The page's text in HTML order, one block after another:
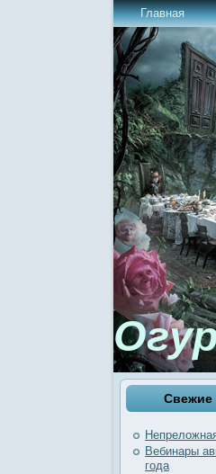
Главная
Свежие
Вебинары
года